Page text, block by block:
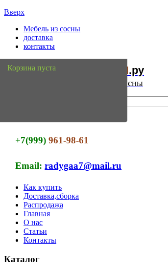
Вверх
Мебель из сосны
доставка
контакты
Мебель Сосны.ру
Интернет магазин мебели из сосны
+7(999)961-98-61
Email:radygaa7@mail.ru
Как купить
Доставка,сборка
Распродажа
Главная
О нас
Статьи
Контакты
Корзина пуста
Каталог